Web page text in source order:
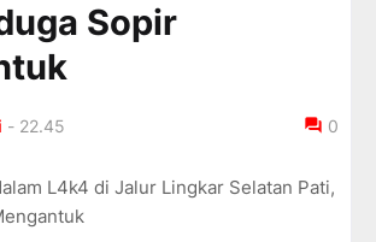
Sopir
- 22.45 0
L4k4 di Jalur Lingkar Selatan Pati,